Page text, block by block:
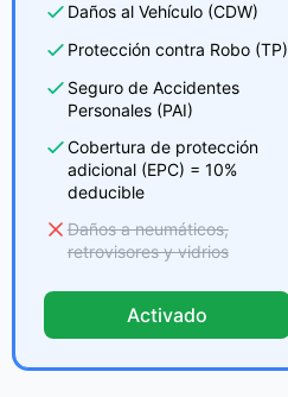
Daños al Vehículo (CDW)
Protección contra Robo (TP)
Seguro de Accidentes
Personales (PAI)
Cobertura de protección
adicional (EPC) = 10%
deducible
Daños a neumáticos,
retrovisores y vidrios
Activado